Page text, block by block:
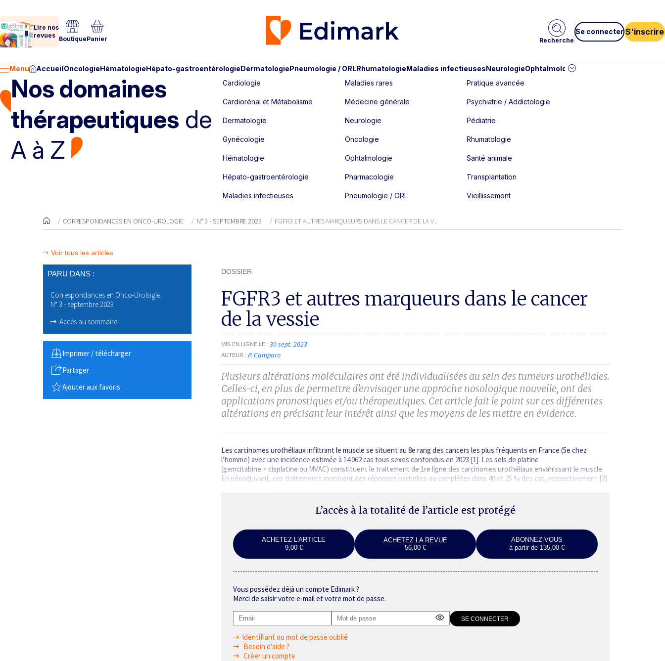
Lire nos
revues BoutiquePanier Recherche
Se connecter S'inscrire
Menu AccueilOncologieHématologieHépato-gastroentérologieDermatologiePneumologie / ORLRhumatologieMaladies infectieusesNeurologieOphtalmologie
Nos domaines
thérapeutiques de
A à Z
Cardiologie
Cardiorénal et Métabolisme
Dermatologie
Gynécologie
Hématologie
Hépato-gastroentérologie
Maladies infectieuses
Maladies rares
Médecine générale
Neurologie
Oncologie
Ophtalmologie
Pharmacologie
Pneumologie / ORL
Pratique avancée
Psychiatrie / Addictologie
Pédiatrie
Rhumatologie
Santé animale
Transplantation
Vieillissement
CORRESPONDANCES EN ONCO-UROLOGIE N° 3 - SEPTEMBRE 2023 FGFR3 ET AUTRES MARQUEURS DANS LE CANCER DE LA V...
Voir tous les articles
PARU DANS :
Correspondances en Onco-Urologie
N° 3 - septembre 2023
Accès au sommaire
Imprimer / télécharger
Partager
Ajouter aux favoris
DOSSIER
FGFR3 et autres marqueurs dans le cancer
de la vessie
MIS EN LIGNE LE 30 sept. 2023
AUTEUR P. Camparo
Plusieurs altérations moléculaires ont été individualisées au sein des tumeurs urothéliales.
Celles-ci, en plus de permettre d’envisager une approche nosologique nouvelle, ont des
applications pronostiques et/ou thérapeutiques. Cet article fait le point sur ces différentes
altérations en précisant leur intérêt ainsi que les moyens de les mettre en évidence.
Les carcinomes urothéliaux infiltrant le muscle se situent au 8e rang des cancers les plus fréquents en France (5e chez
l’homme) avec une incidence estimée à 14 062 cas tous sexes confondus en 2023 [1]. Les sels de platine
(gemcitabine + cisplatine ou MVAC) constituent le traitement de 1re ligne des carcinomes ­urothéliaux envahissant le muscle.
En néoadjuvant, ces traitements montrent des réponses partielles ou complètes dans 40 et 25 % des cas, respectivement [2].
L’accès à la totalité de l’article est protégé
ACHETEZ L'ARTICLE
9,00 €
ACHETEZ LA REVUE
56,00 €
ABONNEZ-VOUS
à partir de 135,00 €
Vous possédez déjà un compte Edimark ?
Merci de saisir votre e-mail et votre mot de passe.
Identifiant ou mot de passe oublié
Besoin d'aide ?
Créer un compte